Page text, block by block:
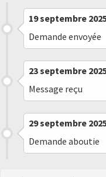
19 septembre
Demande envoyée
23 septembre
Message reçu
29 septembre
Demande aboutie